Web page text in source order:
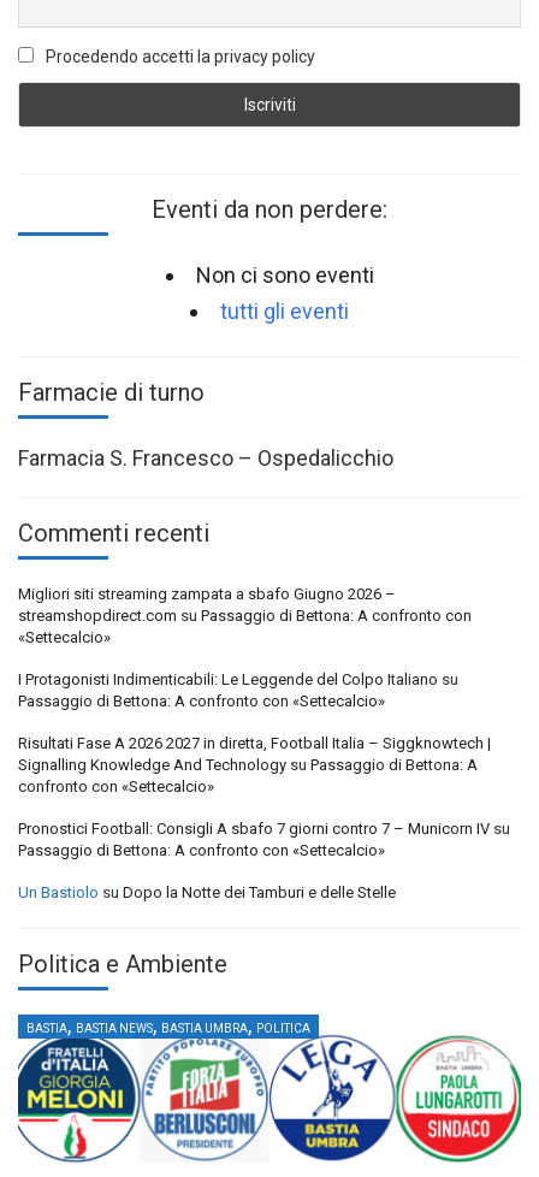
Procedendo accetti la privacy policy
Eventi da non perdere:
Non ci sono eventi
tutti gli eventi
Farmacie di turno
Farmacia S. Francesco – Ospedalicchio
Commenti recenti
Migliori siti streaming zampata a sbafo Giugno 2026 –
streamshopdirect.com su Passaggio di Bettona: A confronto con
«Settecalcio»
I Protagonisti Indimenticabili: Le Leggende del Colpo Italiano su
Passaggio di Bettona: A confronto con «Settecalcio»
Risultati Fase A 2026 2027 in diretta, Football Italia – Siggknowtech |
Signalling Knowledge And Technology su Passaggio di Bettona: A
confronto con «Settecalcio»
Pronostici Football: Consigli A sbafo 7 giorni contro 7 – Municorn IV su
Passaggio di Bettona: A confronto con «Settecalcio»
Un Bastiolo su Dopo la Notte dei Tamburi e delle Stelle
Politica e Ambiente
BASTIA, BASTIA NEWS, BASTIA UMBRA, POLITICA